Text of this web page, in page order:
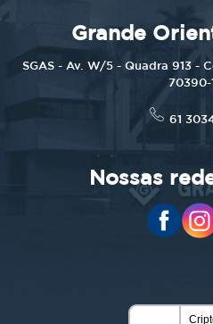
Grande
SGAS - Av. W/5 - Quadra 913 -
70390-
61
Nossas